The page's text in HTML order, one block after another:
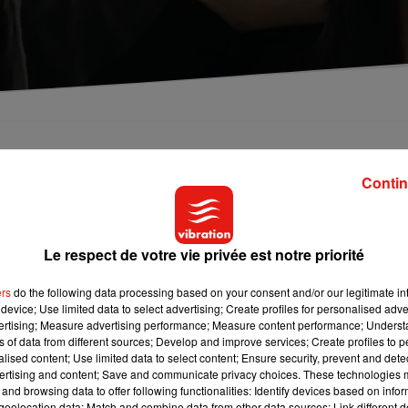
dont celle du chewing-gum collé dans les
Greg et Ursula nous montrent comment
enfants à cause des chewing-gums ? Voilà la solution !
bol. Puis, ajoutez-y un peu d’eau, de manière à faire une
laissez sécher.
par magie et il ne restera plus qu’à rincer avec un peu d’eau
Le respect de votre vie privée est notre priorité
do the following data processing based on your consent and/or our legitimate
Use limited data to select advertising; Create profiles for personalised
Measure advertising performance; Measure content performance;
of data from different sources; Develop and improve services; Create profiles to
content; Use limited data to select content; Ensure security, prevent and
and content; Save and communicate privacy choices. These technologies
browsing data to offer following functionalities: Identify devices based on